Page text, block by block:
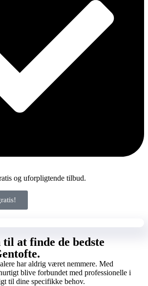
og uforpligtende tilbud.
at finde de bedste
har aldrig været nemmere. Med
blive forbundet med professionelle i
til dine specifikke behov.